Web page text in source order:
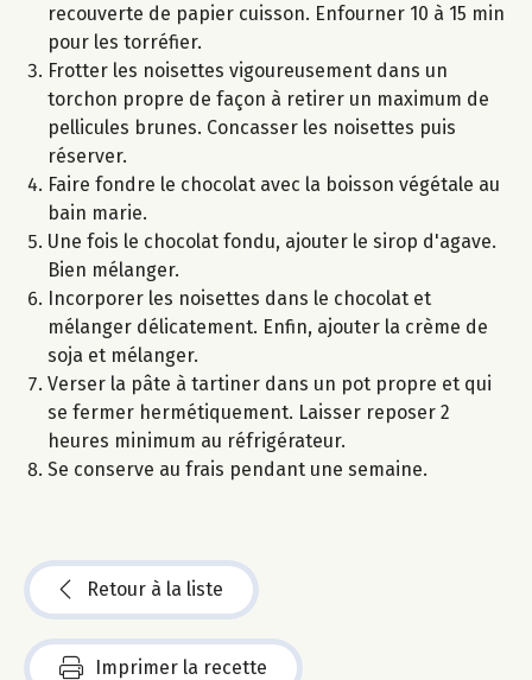
recouverte de papier cuisson. Enfourner 10 à 15 min
pour les torréfier.
Frotter les noisettes vigoureusement dans un
torchon propre de façon à retirer un maximum de
pellicules brunes. Concasser les noisettes puis
réserver.
Faire fondre le chocolat avec la boisson végétale au
bain marie.
Une fois le chocolat fondu, ajouter le sirop d'agave.
Bien mélanger.
Incorporer les noisettes dans le chocolat et
mélanger délicatement. Enfin, ajouter la crème de
soja et mélanger.
Verser la pâte à tartiner dans un pot propre et qui
se fermer hermétiquement. Laisser reposer 2
heures minimum au réfrigérateur.
Se conserve au frais pendant une semaine.
Retour à la liste
Imprimer la recette